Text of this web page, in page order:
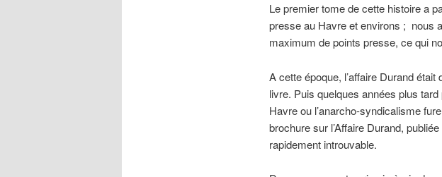
Le premier tome de cette histoire a
presse au Havre et environs ; nous
maximum de points presse, ce qui
A cette époque, l’affaire Durand
livre. Puis quelques années plus
Havre ou l’anarcho-syndicalisme
brochure sur l’Affaire Durand,
rapidement introuvable.